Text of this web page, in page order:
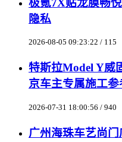
极氪7X贴龙膜畅
隐私
2026-08-05 09:23:22 / 115
特斯拉Model Y威
京车主专属施工参
2026-07-31 18:00:56 / 940
广州海珠车艺尚